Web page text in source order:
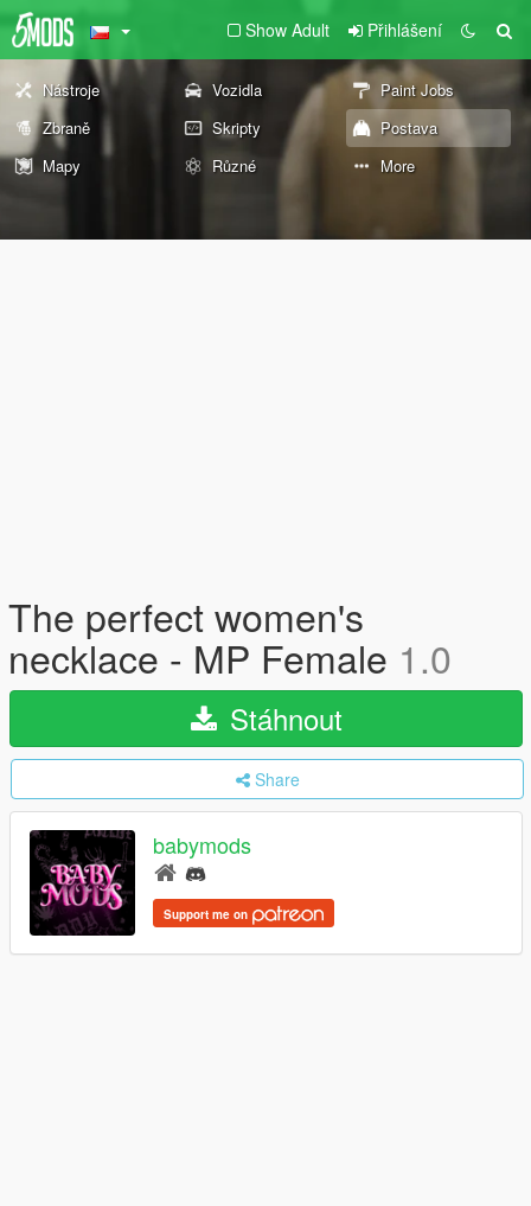
Show Adult Přihlášení
Nástroje Vozidla
Paint Jobs
Zbraně
Skripty
Postava
Mapy
Různé More
The perfect women's
necklace - MP Female 1.0
Stáhnout
Share
babymods
Support me on